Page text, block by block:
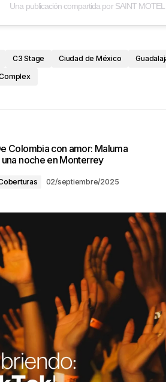
Una publicación compartida por SAINT
C3 Stage Ciudad de México
Colombia con amor: Maluma
noche en Monterrey
02/septiembre/2025